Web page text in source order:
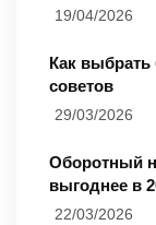
19/04/2026
Как
советов
29/03/2026
Оборотный
выгоднее в
22/03/2026